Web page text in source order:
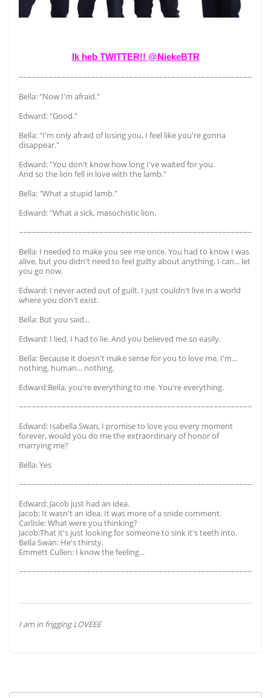
Ik heb TWITTER!! @NiekeBTR
Bella: "Now I'm afraid."
Edward: "Good."
Bella: "I'm only afraid of losing you, I feel like you're gonna
disappear."
Edward: "You don't know how long I've waited for you.
And so the lion fell in love with the lamb."
Bella: "What a stupid lamb."
Edward: "What a sick, masochistic lion.
Bella: I needed to make you see me once. You had to know I was
alive, but you didn't need to feel guilty about anything. I can... let
you go now.
Edward: I never acted out of guilt. I just couldn't live in a world
where you don't exist.
Bella: But you said...
Edward: I lied. I had to lie. And you believed me so easily.
Bella: Because it doesn't make sense for you to love me. I'm...
nothing, human... nothing.
Edward:Bella, you're everything to me. You're everything.
Edward: Isabella Swan, I promise to love you every moment
forever, would you do me the extraordinary of honor of
marrying me?
Bella: Yes
Edward: Jacob just had an idea.
Jacob: It wasn't an idea. It was more of a snide comment.
Carlisle: What were you thinking?
Jacob:That it's just looking for someone to sink it's teeth into.
Bella Swan: He's thirsty.
Emmett Cullen: I know the feeling...
I am in frigging LOVEEE